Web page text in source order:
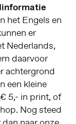
het Engels en
er
Nederlands,
daarvoor
achtergrond
een kleine
5,- in print, of
Nog steed